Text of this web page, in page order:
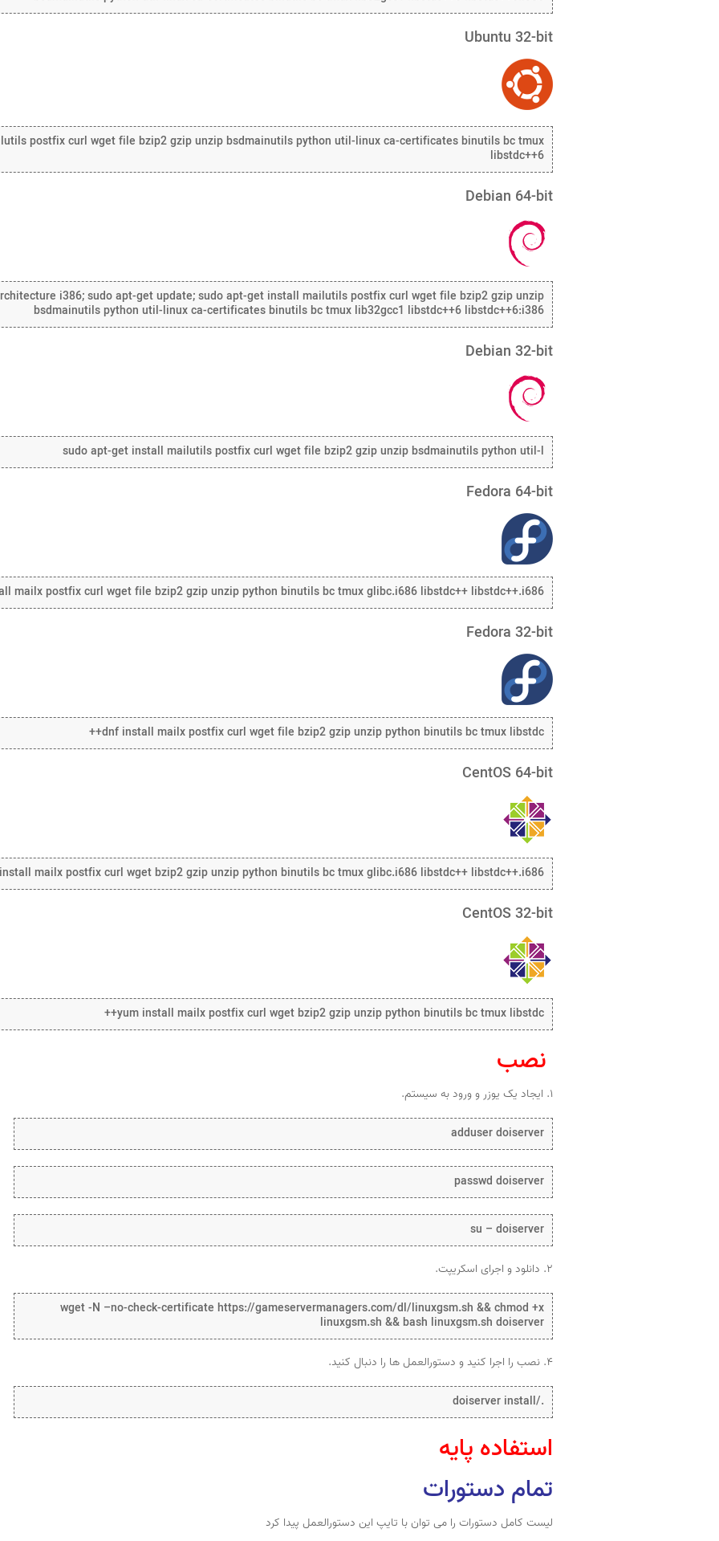
Ubuntu 32-bit
postfix curl wget file bzip2 gzip unzip bsdmainutils python util-linux ca-certificates binutils bc tmux
libstdc++6
Debian 64-bit
i386; sudo apt-get update; sudo apt-get install mailutils postfix curl wget file bzip2 gzip unzip
bsdmainutils python util-linux ca-certificates binutils bc tmux lib32gcc1 libstdc++6 libstdc++6:i386
Debian 32-bit
sudo apt-get install mailutils postfix curl wget file bzip2 gzip unzip bsdmainutils python util-l
Fedora 64-bit
mailx postfix curl wget file bzip2 gzip unzip python binutils bc tmux glibc.i686 libstdc++ libstdc++.i686
Fedora 32-bit
dnf install mailx postfix curl wget file bzip2 gzip unzip python binutils bc tmux libstdc++
CentOS 64-bit
mailx postfix curl wget bzip2 gzip unzip python binutils bc tmux glibc.i686 libstdc++ libstdc++.i686
CentOS 32-bit
yum install mailx postfix curl wget bzip2 gzip unzip python binutils bc tmux libstdc++
نصب
۱. ایجاد یک یوزر و ورود به سیستم.
adduser doiserver
passwd doiserver
su – doiserver
۲. دانلود و اجرای اسکریپت.
wget -N –no-check-certificate https://gameservermanagers.com/dl/linuxgsm.sh && chmod +x
linuxgsm.sh && bash linuxgsm.sh doiserver
۴. نصب را اجرا کنید و دستورالعمل ها را دنبال کنید.
./doiserver install
استفاده پایه
تمام دستورات
لیست کامل دستورات را می توان با تایپ این دستورالعمل پیدا کرد